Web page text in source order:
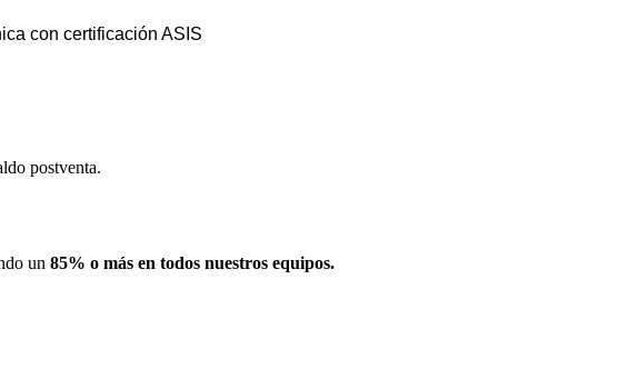
con certificación ASIS
postventa.
un 85% o más en todos nuestros equipos.